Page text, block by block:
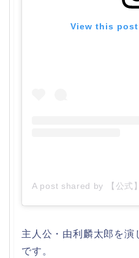
View this
主人公・由利麟太郎を演
です。